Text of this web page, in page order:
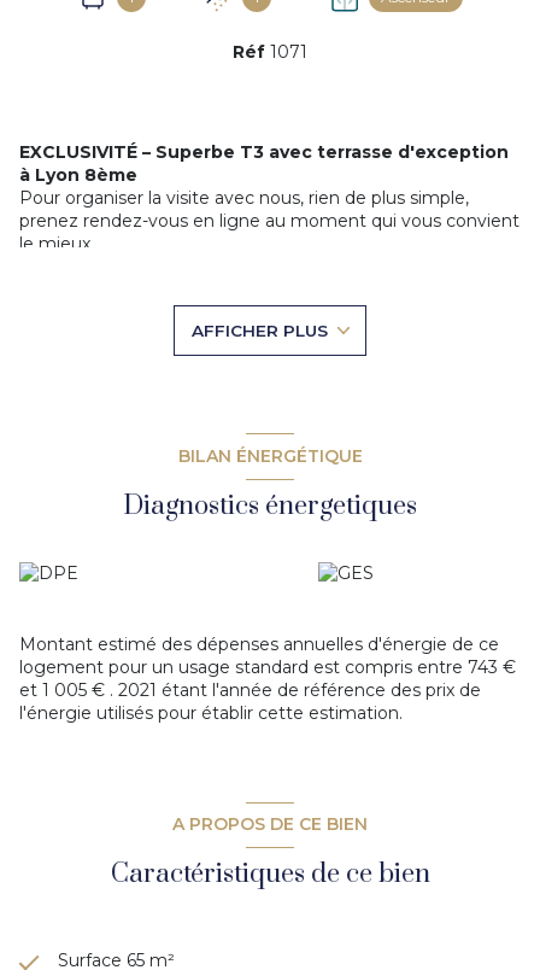
Réf 1071
EXCLUSIVITÉ – Superbe T3 avec terrasse d'exception
à Lyon 8ème
Pour organiser la visite avec nous, rien de plus simple,
prenez rendez-vous en ligne au moment qui vous convient
le mieux.
, pensé pour allier confort et élégance.
Dès votre arrivée, vous serez séduit par une
baignée de lumière, intégrant une cuisine entièrement
pour des moments privilégiés en toute saison.
vous attendent, ainsi qu’une salle d’eau moderne et
8ème arrondissement de Lyon
, vous profiterez d’un
cadre de vie agréable et pratique, proche des commodités
Garage en sous-sol disponible en sus.
Un bien rare, à visiter sans tarder !
AFFICHER PLUS
BILAN ÉNERGÉTIQUE
Diagnostics énergetiques
Montant estimé des dépenses annuelles d'énergie de ce
logement pour un usage standard est compris entre 743 €
et 1 005 € . 2021 étant l'année de référence des prix de
l'énergie utilisés pour établir cette estimation.
A PROPOS DE CE BIEN
Caractéristiques de ce bien
Surface 65 m²